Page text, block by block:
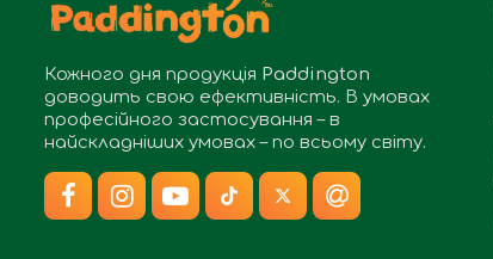
Кожного дня продукція Paddington
доводить свою ефективність. В умовах
професійного застосування – в
найскладніших умовах – по всьому світу.